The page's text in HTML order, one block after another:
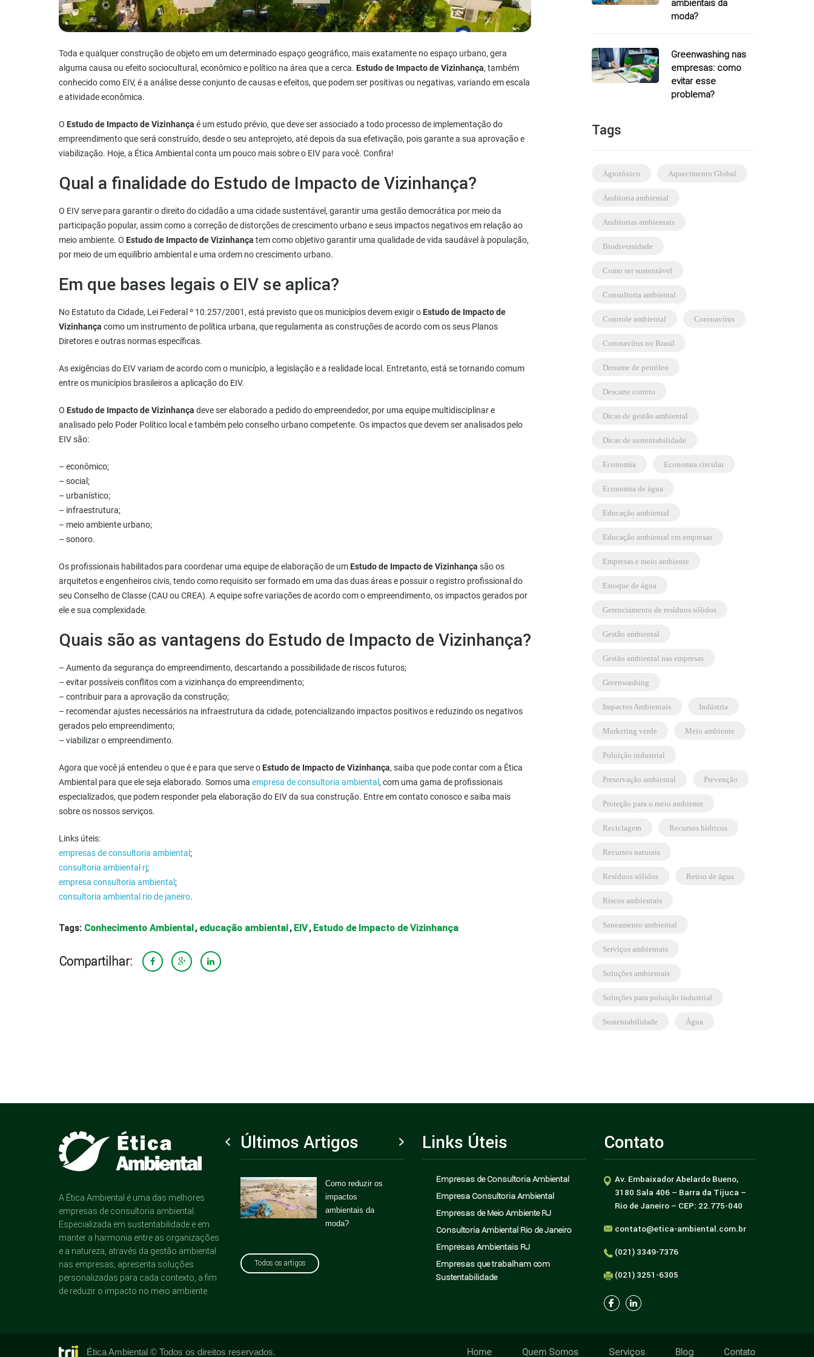
Toda e qualquer construção de objeto em um determinado espaço geográfico, mais exatamente no espaço urbano, gera
alguma causa ou efeito sociocultural, econômico e político na área que a cerca. Estudo de Impacto de Vizinhança, também
conhecido como EIV, é a análise desse conjunto de causas e efeitos, que podem ser positivas ou negativas, variando em escala
e atividade econômica.
O Estudo de Impacto de Vizinhança é um estudo prévio, que deve ser associado a todo processo de implementação do
empreendimento que será construído, desde o seu anteprojeto, até depois da sua efetivação, pois garante a sua aprovação e
viabilização. Hoje, a Ética Ambiental conta um pouco mais sobre o EIV para você. Confira!
Qual a finalidade do Estudo de Impacto de Vizinhança?
O EIV serve para garantir o direito do cidadão a uma cidade sustentável, garantir uma gestão democrática por meio da
participação popular, assim como a correção de distorções de crescimento urbano e seus impactos negativos em relação ao
meio ambiente. O Estudo de Impacto de Vizinhança tem como objetivo garantir uma qualidade de vida saudável à população,
por meio de um equilíbrio ambiental e uma ordem no crescimento urbano.
Em que bases legais o EIV se aplica?
No Estatuto da Cidade, Lei Federal º 10.257/2001, está previsto que os municípios devem exigir o Estudo de Impacto de
Vizinhança como um instrumento de política urbana, que regulamenta as construções de acordo com os seus Planos
Diretores e outras normas específicas.
As exigências do EIV variam de acordo com o município, a legislação e a realidade local. Entretanto, está se tornando comum
entre os municípios brasileiros a aplicação do EIV.
O Estudo de Impacto de Vizinhança deve ser elaborado a pedido do empreendedor, por uma equipe multidisciplinar e
analisado pelo Poder Político local e também pelo conselho urbano competente. Os impactos que devem ser analisados pelo
EIV são:
– econômico;
– social;
– urbanístico;
– infraestrutura;
– meio ambiente urbano;
– sonoro.
Os profissionais habilitados para coordenar uma equipe de elaboração de um Estudo de Impacto de Vizinhança são os
arquitetos e engenheiros civis, tendo como requisito ser formado em uma das duas áreas e possuir o registro profissional do
seu Conselho de Classe (CAU ou CREA). A equipe sofre variações de acordo com o empreendimento, os impactos gerados por
ele e sua complexidade.
Quais são as vantagens do Estudo de Impacto de Vizinhança?
– Aumento da segurança do empreendimento, descartando a possibilidade de riscos futuros;
– evitar possíveis conflitos com a vizinhança do empreendimento;
– contribuir para a aprovação da construção;
– recomendar ajustes necessários na infraestrutura da cidade, potencializando impactos positivos e reduzindo os negativos
gerados pelo empreendimento;
– viabilizar o empreendimento.
Agora que você já entendeu o que é e para que serve o Estudo de Impacto de Vizinhança, saiba que pode contar com a Ética
Ambiental para que ele seja elaborado. Somos uma empresa de consultoria ambiental , com uma gama de profissionais
especializados, que podem responder pela elaboração do EIV da sua construção. Entre em contato conosco e saiba mais
sobre os nossos serviços.
Links úteis:
empresas de consultoria ambiental ;
consultoria ambiental rj;
empresa consultoria ambiental ;
consultoria ambiental rio de janeiro.
Tags: Conhecimento Ambiental, educação ambiental, EIV, Estudo de Impacto de Vizinhança
Compartilhar:
ambientais da
moda?
Greenwashing nas
empresas: como
evitar esse
problema?
Tags
agrotóxico Aquecimento Global
auditoria ambiental
auditorias ambientais
biodiversidade
como ser sustentável
consultoria ambiental
controle ambiental coronavírus
coronavírus no Brasil
derrame de petróleo
descarte correto
dicas de gestão ambiental
dicas de sustentabilidade
economia economia circular
economia de água
educação ambiental
educação ambiental em empresas
empresas e meio ambiente
estoque de água
gerenciamento de resíduos sólidos
gestão ambiental
gestão ambiental nas empresas
greenwashing
Impactos Ambientais indústria
marketing verde meio ambiente
poluição industrial
preservação ambiental prevenção
proteção para o meio ambiente
reciclagem recursos hídricos
recursos naturais
resíduos sólidos reúso de água
riscos ambientais
saneamento ambiental
serviços ambientais
soluções ambientais
soluções para poluição industrial
sustentabilidade água
A Ética Ambiental é uma das melhores
empresas de consultoria ambiental.
Especializada em sustentabilidade e em
manter a harmonia entre as organizações
e a natureza, através da gestão ambiental
nas empresas, apresenta soluções
personalizadas para cada contexto, a fim
de reduzir o impacto no meio ambiente.
Últimos Artigos
para
práticas
sustentáveis na
moda?
Como reduzir os
impactos
ambientais da
moda?
Greenwashing nas
empresas: como
evitar esse
Como aplicar ações
sustentáveis para
empresas?
Todos os artigos
Links Úteis
Empresas de Consultoria Ambiental
Empresa Consultoria Ambiental
Empresas de Meio Ambiente RJ
Consultoria Ambiental Rio de Janeiro
Empresas Ambientais RJ
Empresas que trabalham com
Sustentabilidade
Contato
Av. Embaixador Abelardo Bueno,
3180 Sala 406 – Barra da Tijuca –
Rio de Janeiro – CEP: 22.775-040
contato@etica-ambiental.com.br
(021) 3349-7376
(021) 3251-6305
Ética Ambiental © Todos os direitos reservados. Home Quem Somos Serviços Blog Contato